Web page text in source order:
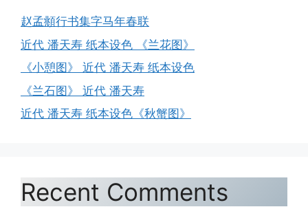
赵孟頫行书集字马年春联
近代 潘天寿 纸本设色 《兰花图》
《小憩图》 近代 潘天寿 纸本设色
《兰石图》 近代 潘天寿
近代 潘天寿 纸本设色《秋蟹图》
Recent Comments